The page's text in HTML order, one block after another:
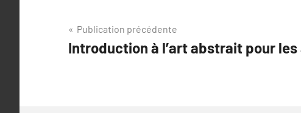
Navigation
de
Publication précédente
Introduction à l’art abstrait pour les